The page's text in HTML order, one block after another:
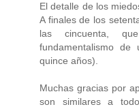
El detalle de los
A finales de los
las cincuenta,
fundamentalismo
quince años).
Muchas gracias por
son similares a